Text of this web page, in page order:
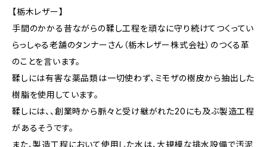
【栃木レザー】
手間のかかる昔ながらの鞣し工程を頑なに守り続けてつくってい
らっしゃる老舗のタンナーさん（栃木レザー株式会社）のつくる革
のことを言います。
鞣しには有害な薬品類は一切使わず、ミモザの樹皮から抽出した
樹脂を使用しています。
鞣しには、、創業時から脈々と受け継がれた20にも及ぶ製造工程
があるそうです。
また、製造工程において使用した水は、大規模な排水設備で汚泥